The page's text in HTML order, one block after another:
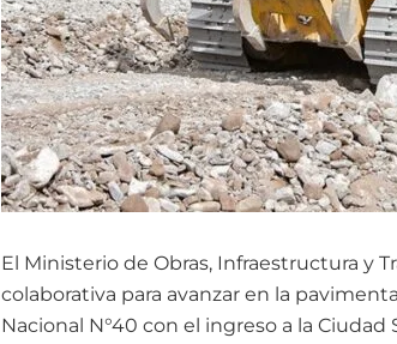
El Ministerio de Obras, Infraestructura y
colaborativa para avanzar en la
Nacional N°40 con el ingreso a la